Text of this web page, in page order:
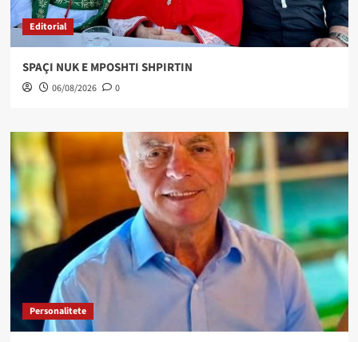
Editorial
SPAÇI NUK E MPOSHTI SHPIRTIN
06/08/2026 0
Personalitete